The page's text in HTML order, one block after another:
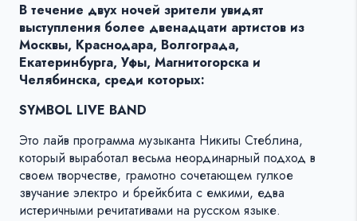
В течение двух ночей зрители увидят
выступления более двенадцати артистов из
Москвы, Краснодара, Волгограда,
Екатеринбурга, Уфы, Магнитогорска и
Челябинска, среди которых:
SYMBOL LIVE BAND
Это лайв программа музыканта Никиты Стеблина,
который выработал весьма неординарный подход в
своем творчестве, грамотно сочетающем гулкое
звучание электро и брейкбита с емкими, едва
истеричными речитативами на русском языке.